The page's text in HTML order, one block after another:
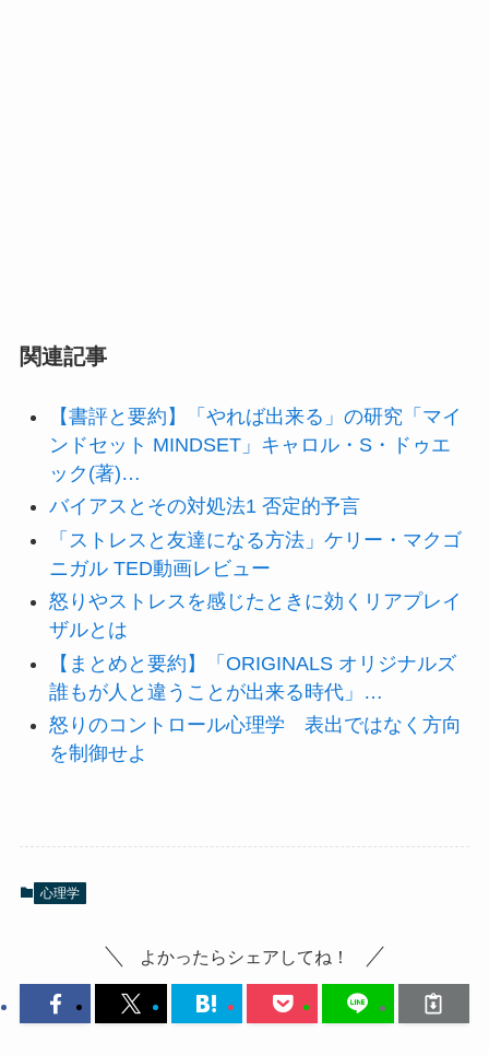
関連記事
【書評と要約】「やれば出来る」の研究「マイ
ンドセット MINDSET」キャロル・S・ドゥエ
ック(著)…
バイアスとその対処法1 否定的予言
「ストレスと友達になる方法」ケリー・マクゴ
ニガル TED動画レビュー
怒りやストレスを感じたときに効くリアプレイ
ザルとは
【まとめと要約】「ORIGINALS オリジナルズ
誰もが人と違うことが出来る時代」…
怒りのコントロール心理学 表出ではなく方向
を制御せよ
心理学
よかったらシェアしてね！